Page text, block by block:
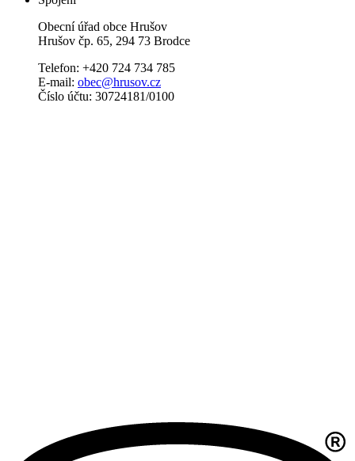
Obecní úřad obce Hrušov
Hrušov čp. 65, 294 73 Brodce
Telefon: +420 724 734 785
E-mail: obec@hrusov.cz
Číslo účtu: 30724181/0100